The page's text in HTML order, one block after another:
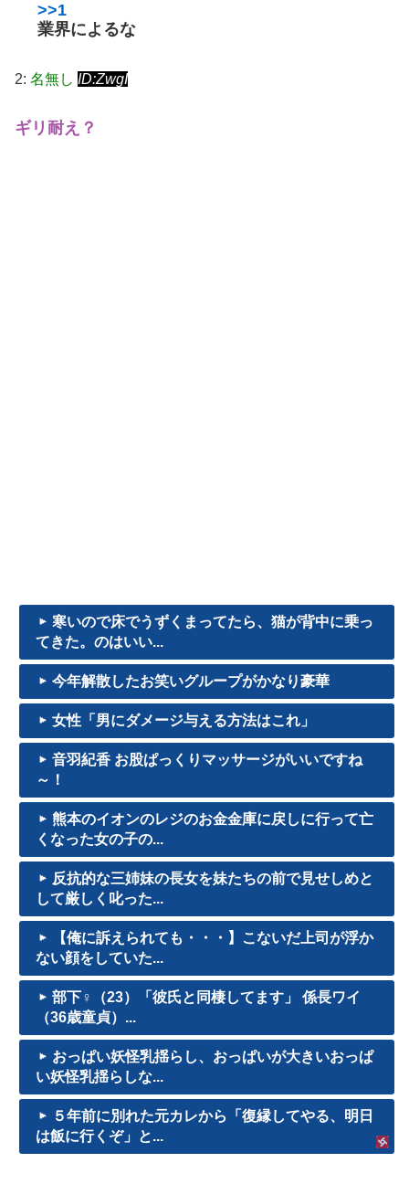
>>1
業界によるな
2: 名無し ID:ZwgI
ギリ耐え？
寒いので床でうずくまってたら、猫が背中に乗っ
てきた。のはいい...
今年解散したお笑いグループがかなり豪華
女性「男にダメージ与える方法はこれ」
音羽紀香 お股ぱっくりマッサージがいいですね
～！
熊本のイオンのレジのお金金庫に戻しに行って亡
くなった女の子の...
反抗的な三姉妹の長女を妹たちの前で見せしめと
して厳しく叱った...
【俺に訴えられても・・・】こないだ上司が浮か
ない顔をしていた...
部下♀（23）「彼氏と同棲してます」 係長ワイ
（36歳童貞）...
おっぱい妖怪乳揺らし、おっぱいが大きいおっぱ
い妖怪乳揺らしな...
５年前に別れた元カレから「復縁してやる、明日
は飯に行くぞ」と...